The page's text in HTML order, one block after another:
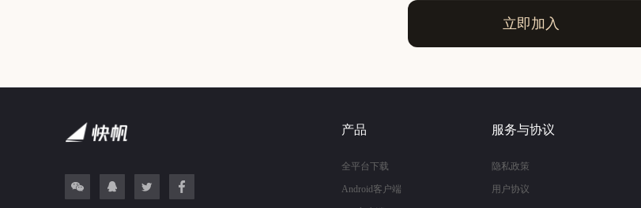
立即加入
产品
全平台下载
Android客户端
服务与协议
隐私政策
用户协议